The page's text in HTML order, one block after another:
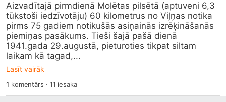
Aizvadītajā pirmdienā Molētas pilsētā (aptuveni 6,3
tūkstoši iedzīvotāju) 60 kilometrus no Viļņas notika
pirms 75 gadiem notikušās asiņainās izrēķināšanās
piemiņas pasākums. Tieši šajā pašā dienā
1941.gada 29.augustā, pieturoties tikpat siltam
laikam kā tagad,...
Lasīt vairāk
1 komentārs · 11 iesaka